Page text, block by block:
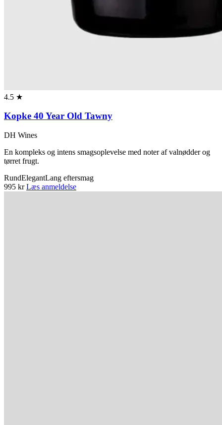
4.5 ★
Kopke 40 Year Old Tawny
DH Wines
En kompleks og intens smagsoplevelse med noter af valnødder og
tørret frugt.
RundElegantLang eftersmag
995 kr Læs anmeldelse